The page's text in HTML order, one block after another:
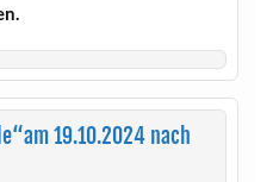
19.10.2024 nach